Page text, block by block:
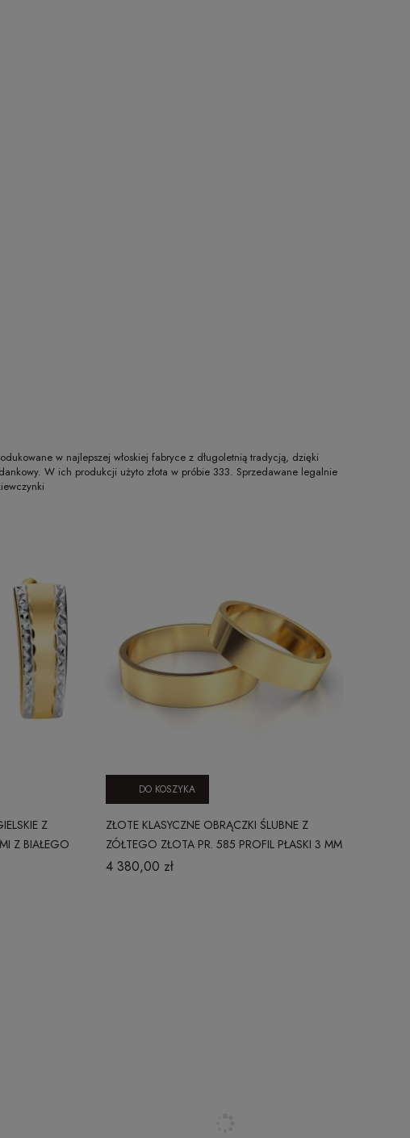
w najlepszej włoskiej fabryce z długoletnią tradycją, dzięki
W ich produkcji użyto złota w próbie 333. Sprzedawane legalnie
Z
Z BIAŁEGO
ZŁOTE KLASYCZNE OBRĄCZKI ŚLUBNE Z
ZÓŁTEGO ZŁOTA PR. 585 PROFIL PŁASKI 3 MM
4 380,00 zł
DO KOSZYKA